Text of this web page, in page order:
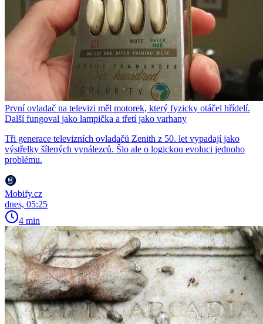
První ovladač na televizi měl motorek, který fyzicky otáčel hřídelí.
Další fungoval jako lampička a třetí jako varhany
Tři generace televizních ovladačů Zenith z 50. let vypadají jako
výstřelky šílených vynálezců. Šlo ale o logickou evoluci jednoho
problému.
Mobify.cz
dnes, 05:25
4 min